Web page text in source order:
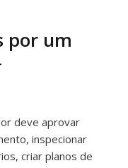
por um
deve aprovar
inspecionar
criar planos de